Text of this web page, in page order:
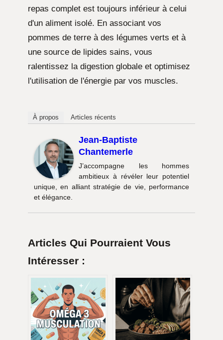
repas complet est toujours inférieur à celui
d'un aliment isolé. En associant vos
pommes de terre à des légumes verts et à
une source de lipides sains, vous
ralentissez la digestion globale et optimisez
l'utilisation de l'énergie par vos muscles.
À propos Articles récents
Jean-Baptiste
Chantemerle
J’accompagne les hommes
ambitieux à révéler leur potentiel
unique, en alliant stratégie de vie, performance
et élégance.
Articles Qui Pourraient Vous
Intéresser :